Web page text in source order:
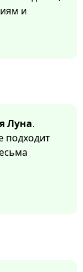
и
Луна.
подходит